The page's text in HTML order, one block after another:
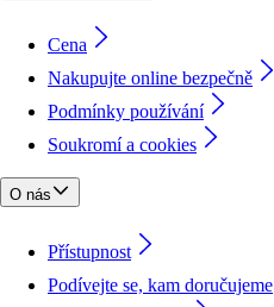
Cena
Nakupujte online bezpečně
Podmínky používání
Soukromí a cookies
O nás
Přístupnost
Podívejte se, kam doručujeme